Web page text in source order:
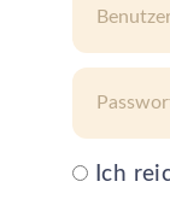
Ich